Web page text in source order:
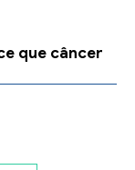
que câncer